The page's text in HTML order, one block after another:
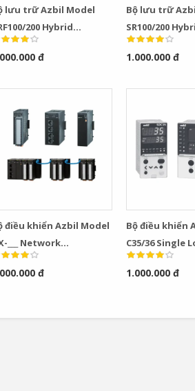
lưu trữ Azbil Model
200 Hybrid
đ
Bộ lưu trữ
SR100/200
1.000.000 đ
điều khiển Azbil Model
___ Network
Modules
đ
Bộ điều khiển
C35/36 Single
Controllers
1.000.000 đ